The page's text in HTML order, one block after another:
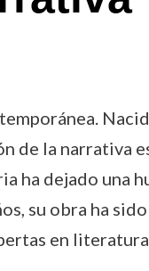
de la narrativa
ha dejado una
su obra ha
en